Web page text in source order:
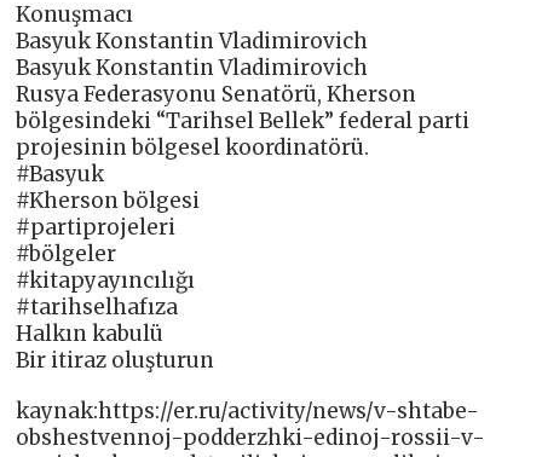
Konuşmacı
Basyuk Konstantin Vladimirovich
Basyuk Konstantin Vladimirovich
Rusya Federasyonu Senatörü, Kherson
bölgesindeki “Tarihsel Bellek” federal parti
projesinin bölgesel koordinatörü.
#Basyuk
#Kherson bölgesi
#partiprojeleri
#bölgeler
#kitapyayıncılığı
#tarihselhafıza
Halkın kabulü
Bir itiraz oluşturun
kaynak:https://er.ru/activity/news/v-shtabe-
obshestvennoj-podderzhki-edinoj-rossii-v-